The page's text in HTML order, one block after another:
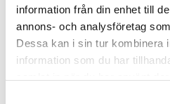
information från din enhet till
annons- och analysföretag
Dessa kan i sin tur kombinera
information som du har
Var du än bor,
med
du alltid erfaren